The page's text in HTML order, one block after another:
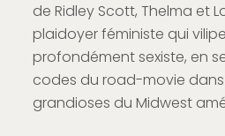
de Ridley Scott, Thelma et
plaidoyer féministe qui
profondément sexiste, en
codes du road-movie
grandioses du Midwest